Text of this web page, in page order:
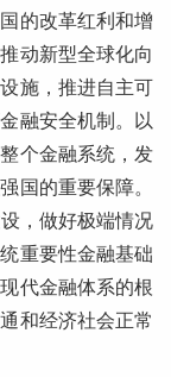
的改革红利和增
动新型全球化向
施，推进自主可
融安全机制。以
个金融系统，发
国的重要保障。
，做好极端情况
重要性金融基础
代金融体系的根
和经济社会正常